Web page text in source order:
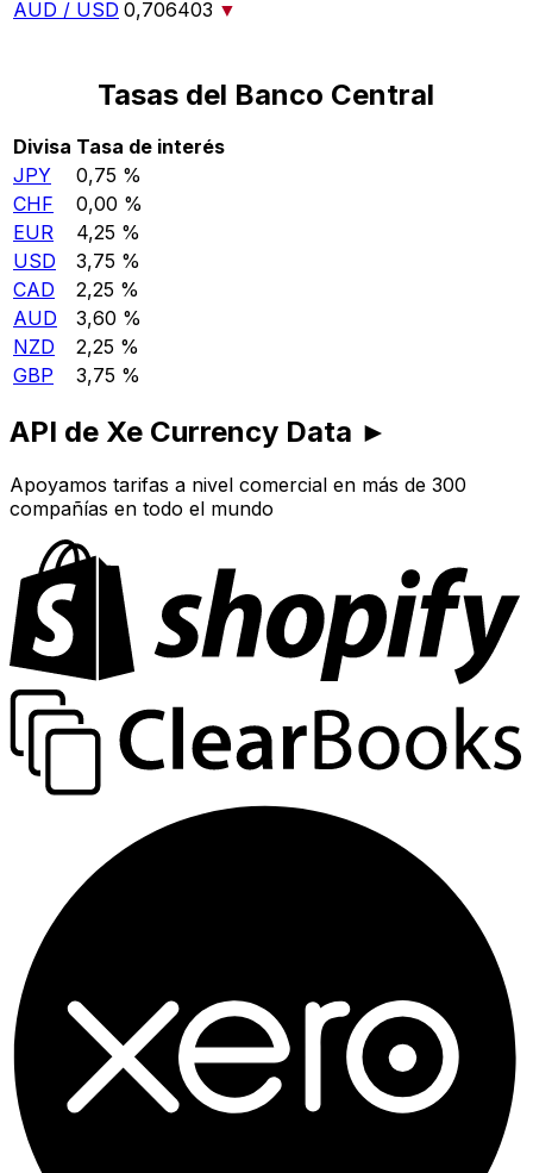
AUD / USD 0,706403 ▼
Tasas del Banco Central
Divisa Tasa de interés
JPY
0,75 %
CHF
0,00 %
EUR
4,25 %
USD
3,75 %
CAD
2,25 %
AUD
3,60 %
NZD
2,25 %
GBP
3,75 %
API de Xe Currency Data ►
Apoyamos tarifas a nivel comercial en más de 300
compañías en todo el mundo